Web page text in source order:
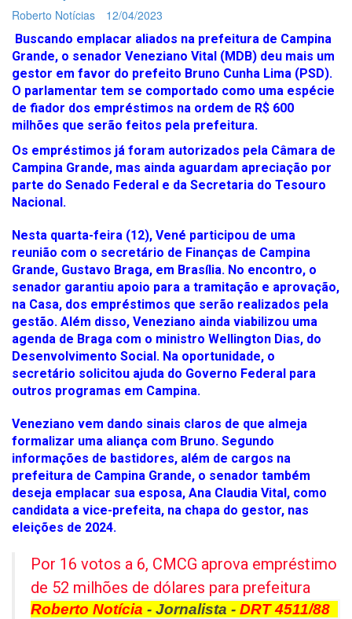
Roberto Notícias 12/04/2023
Buscando emplacar aliados na prefeitura de Campina
Grande, o senador Veneziano Vital (MDB) deu mais um
gestor em favor do prefeito Bruno Cunha Lima (PSD).
O parlamentar tem se comportado como uma espécie
de fiador dos empréstimos na ordem de R$ 600
milhões que serão feitos pela prefeitura.
Os empréstimos já foram autorizados pela Câmara de
Campina Grande, mas ainda aguardam apreciação por
parte do Senado Federal e da Secretaria do Tesouro
Nacional.
Nesta quarta-feira (12), Vené participou de uma
reunião com o secretário de Finanças de Campina
Grande, Gustavo Braga, em Brasília. No encontro, o
senador garantiu apoio para a tramitação e aprovação,
na Casa, dos empréstimos que serão realizados pela
gestão. Além disso, Veneziano ainda viabilizou uma
agenda de Braga com o ministro Wellington Dias, do
Desenvolvimento Social. Na oportunidade, o
secretário solicitou ajuda do Governo Federal para
outros programas em Campina.
Veneziano vem dando sinais claros de que almeja
formalizar uma aliança com Bruno. Segundo
informações de bastidores, além de cargos na
prefeitura de Campina Grande, o senador também
deseja emplacar sua esposa, Ana Claudia Vital, como
candidata a vice-prefeita, na chapa do gestor, nas
eleições de 2024.
Por 16 votos a 6, CMCG aprova empréstimo
de 52 milhões de dólares para prefeitura
Roberto Notícia - Jornalista - DRT 4511/88